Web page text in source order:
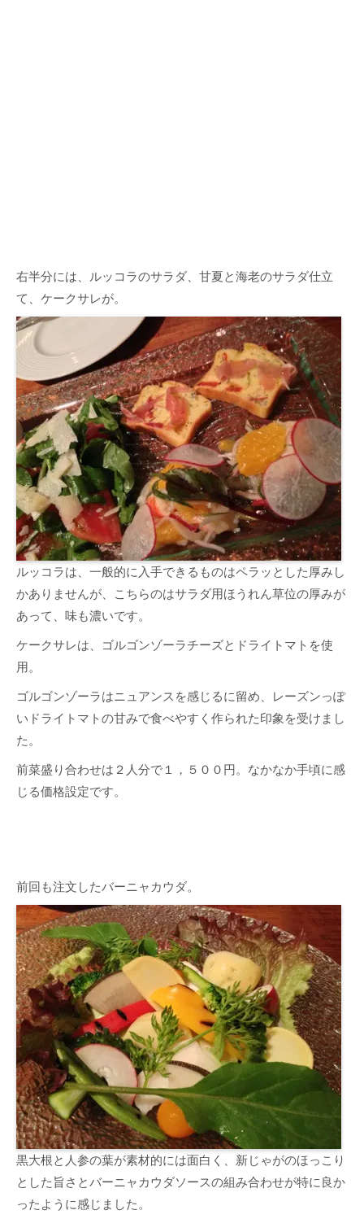
右半分には、ルッコラのサラダ、甘夏と海老のサラダ仕立
て、ケークサレが。
ルッコラは、一般的に入手できるものはペラッとした厚みし
かありませんが、こちらのはサラダ用ほうれん草位の厚みが
あって、味も濃いです。
ケークサレは、ゴルゴンゾーラチーズとドライトマトを使
用。
ゴルゴンゾーラはニュアンスを感じるに留め、レーズンっぽ
いドライトマトの甘みで食べやすく作られた印象を受けまし
た。
前菜盛り合わせは２人分で１，５００円。なかなか手頃に感
じる価格設定です。
前回も注文したバーニャカウダ。
黒大根と人参の葉が素材的には面白く、新じゃがのほっこり
とした旨さとバーニャカウダソースの組み合わせが特に良か
ったように感じました。